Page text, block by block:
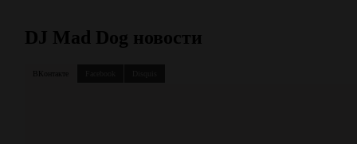
DJ Mad Dog новости
ВКонтакте